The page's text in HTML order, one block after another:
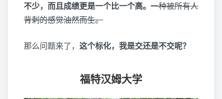
不少，而且成绩更是一个比一个高。 一种被所有人
背刺的感觉油然而生。
那么问题来了， 这个标化，我是交还是不交呢？
福特汉姆大学